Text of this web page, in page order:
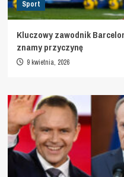
Sport
Kluczowy zawodnik
znamy przyczynę
9 kwietnia, 2026